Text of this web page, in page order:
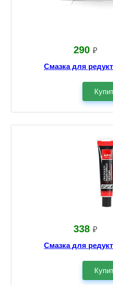
290 ₽
Смазка для
338 ₽
Смазка для